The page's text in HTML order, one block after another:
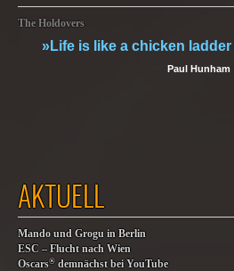
The Holdovers
»Life is like a chicken
Paul Hunham
AKTUELL
Mando und Grogu in Berlin
ESC – Flucht nach Wien
Oscars® demnächst bei YouTube